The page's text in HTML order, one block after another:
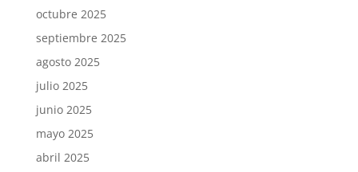
octubre 2025
septiembre 2025
agosto 2025
julio 2025
junio 2025
mayo 2025
abril 2025